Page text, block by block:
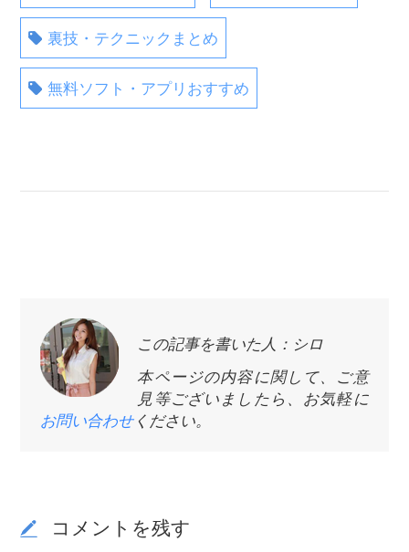
裏技・テクニックまとめ
無料ソフト・アプリおすすめ
この記事を書いた人：シロ
本ページの内容に関して、ご意
見等ございましたら、お気軽に
お問い合わせください。
コメントを残す